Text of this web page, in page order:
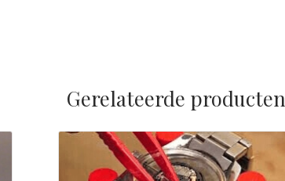
Gerelateerde producten